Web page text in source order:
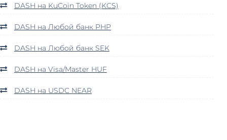
DASH на KuCoin Token (KCS)
DASH на Любой банк PHP
DASH на Любой банк SEK
DASH на Visa/Master HUF
DASH на USDC NEAR